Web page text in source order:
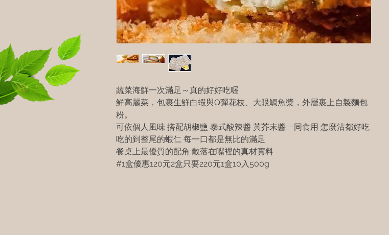
蔬菜海鮮一次滿足～真的好好吃喔
鮮高麗菜，包裹生鮮白蝦與Q彈花枝、大眼鯛魚漿，外層裹上自製麵包
粉。
可依個人風味 搭配胡椒鹽 泰式酸辣醬 黃芥末醬ㄧ同食用 怎麼沾都好吃
吃的到整尾的蝦仁 每一口都是無比的滿足
餐桌上最優質的配角 散落在嘴裡的真材實料
#1盒優惠120元2盒只要220元1盒10入500g